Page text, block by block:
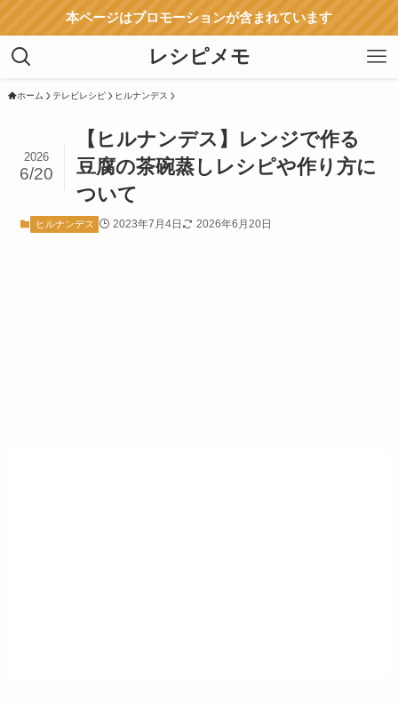
本ページはプロモーションが含まれています
レシピメモ
ホーム テレビレシピ ヒルナンデス
【ヒルナンデス】レンジで作る
豆腐の茶碗蒸しレシピや作り方に
ついて
2026
6/20
ヒルナンデス 2023年7月4日 2026年6月20日